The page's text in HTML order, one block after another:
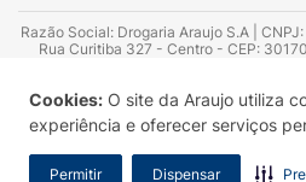
Cookies: O site da Araujo utiliza
experiência e oferecer serviços
Permitir Dispensar
Razão Social: Drogaria Araujo S.A |
Rua Curitiba 327 - Centro - CEP:
Azevedo Guimarães – CRF 10.965 |
Consultor substituto: Thiago Aguiar
Sanitário: 2025020713 | Autorização de